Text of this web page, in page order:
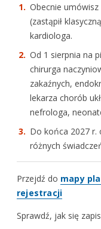
Obecnie
(zastąpił
kardiologa.
Od 1 sierpnia na
chirurga
zakaźnych,
lekarza chorób
nefrologa,
Do końca 2027 r.
różnych
Boczna
kolumna
Przejdź do mapy
rejestracji
Sprawdź, jak się
widzisz na
interesujące
w prosty,
termin na
w razie
odwołasz
kontaktowania
w przypadku
zgłosić się do
pojawienia się
możliwości
system